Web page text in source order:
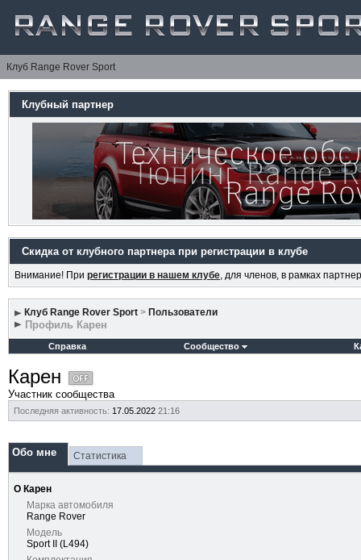
Клуб Range Rover Sport
Клубный партнер
Скидка от клубного партнера при регистрации в клубе
Внимание! При регистрации в нашем клубе, для членов, в рамках
Клуб Range Rover Sport > Пользователи
Профиль Карен
Справка Сообщество
Карен
Участник сообщества
Последняя активность: 17.05.2022 21:16
Обо мне Статистика
О Карен
Марка автомобиля
Range Rover
Модель
Sport II (L494)